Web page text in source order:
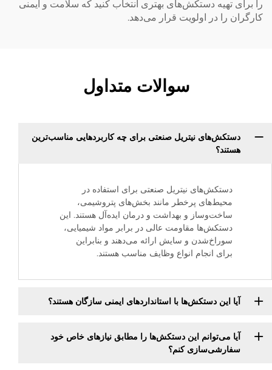
را برای تهیه دستکش‌های بهتری انتخاب کنید که سلامت و ایمنی
کارگران را در اولویت قرار می‌دهد.
سوالات متداول
دستکش‌های نیتریل صنعتی برای چه کاربردهایی مناسب‌ترین
هستند؟
دستکش‌های نیتریل صنعتی برای استفاده در
محیط‌های پرخطر مانند بخش‌های پتروشیمی،
ساخت‌وساز و بهداشت و درمان ایده‌آل هستند. این
دستکش‌ها مقاومت عالی در برابر مواد شیمیایی،
سوراخ‌شدن و سایش ارائه می‌دهند و بنابراین
برای انجام انواع وظایف مناسب هستند.
آیا این دستکش‌ها با استانداردهای ایمنی سازگان هستند؟
آیا می‌توانم این دستکش‌ها را مطابق نیازهای خاص خود
سفارشی‌سازی کنم؟